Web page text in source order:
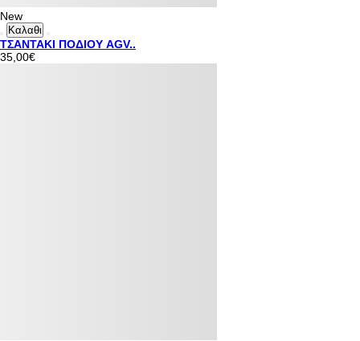
New
Καλαθι
ΤΣΑΝΤΑΚΙ ΠΟΔΙΟΥ AGV..
35,00€